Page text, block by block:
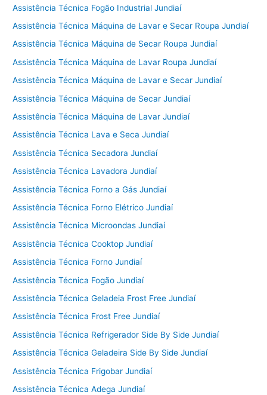
Assistência Técnica Fogão Industrial Jundiaí
Assistência Técnica Máquina de Lavar e Secar Roupa Jundiaí
Assistência Técnica Máquina de Secar Roupa Jundiaí
Assistência Técnica Máquina de Lavar Roupa Jundiaí
Assistência Técnica Máquina de Lavar e Secar Jundiaí
Assistência Técnica Máquina de Secar Jundiaí
Assistência Técnica Máquina de Lavar Jundiaí
Assistência Técnica Lava e Seca Jundiaí
Assistência Técnica Secadora Jundiaí
Assistência Técnica Lavadora Jundiaí
Assistência Técnica Forno a Gás Jundiaí
Assistência Técnica Forno Elétrico Jundiaí
Assistência Técnica Microondas Jundiaí
Assistência Técnica Cooktop Jundiaí
Assistência Técnica Forno Jundiaí
Assistência Técnica Fogão Jundiaí
Assistência Técnica Geladeia Frost Free Jundiaí
Assistência Técnica Frost Free Jundiaí
Assistência Técnica Refrigerador Side By Side Jundiaí
Assistência Técnica Geladeira Side By Side Jundiaí
Assistência Técnica Frigobar Jundiaí
Assistência Técnica Adega Jundiaí